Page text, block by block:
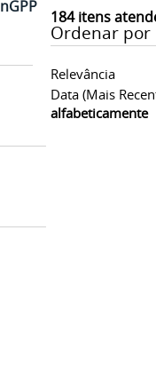
184itens
Ordenar por
Relevância
Data (mais
alfabeticamente